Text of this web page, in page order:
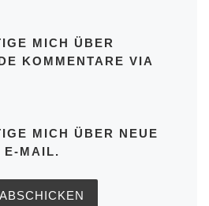
MICH ÜBER
KOMMENTARE VIA
MICH ÜBER NEUE
E-MAIL.